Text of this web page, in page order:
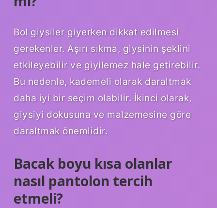
Bol giysiler giyerken dikkat edilmesi
gerekenler. Aşırı sıkma, giysinin şeklini
etkileyebilir ve giyilemez hale getirebilir.
Bu nedenle, kademeli olarak daraltmak
daha iyi bir seçim olabilir. İkinci olarak,
giysiyi dokusuna ve malzemesine göre
daraltmak önemlidir.
Bacak boyu kısa olanlar
nasıl pantolon tercih
etmeli?